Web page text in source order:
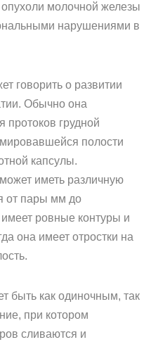
молочной железы
нарушениями в
говорить о развитии
Обычно она
протоков грудной
полости
капсулы.
иметь различную
от пары мм до
ровные контуры и
она имеет отростки на
быть как одиночным, так
при котором
сливаются и